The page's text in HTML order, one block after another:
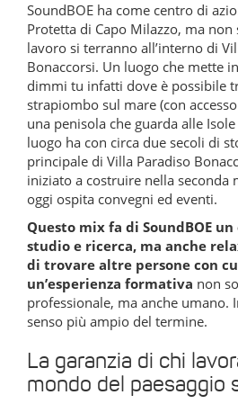
SoundBOE ha come centro di
Protetta di Capo Milazzo, ma non
lavoro si terranno all’interno di
Bonaccorsi. Un luogo che mette
dimmi tu infatti dove è possibile
strapiombo sul mare (con
una penisola che guarda alle
luogo ha con circa due secoli di
principale di Villa Paradiso
iniziato a costruire nella seconda
oggi ospita convegni ed eventi.
Questo mix fa di SoundBOE
studio e ricerca, ma anche
di trovare altre persone con
un’esperienza formativa non
professionale, ma anche umano.
senso più ampio del termine.
La garanzia di chi
mondo del paesaggio